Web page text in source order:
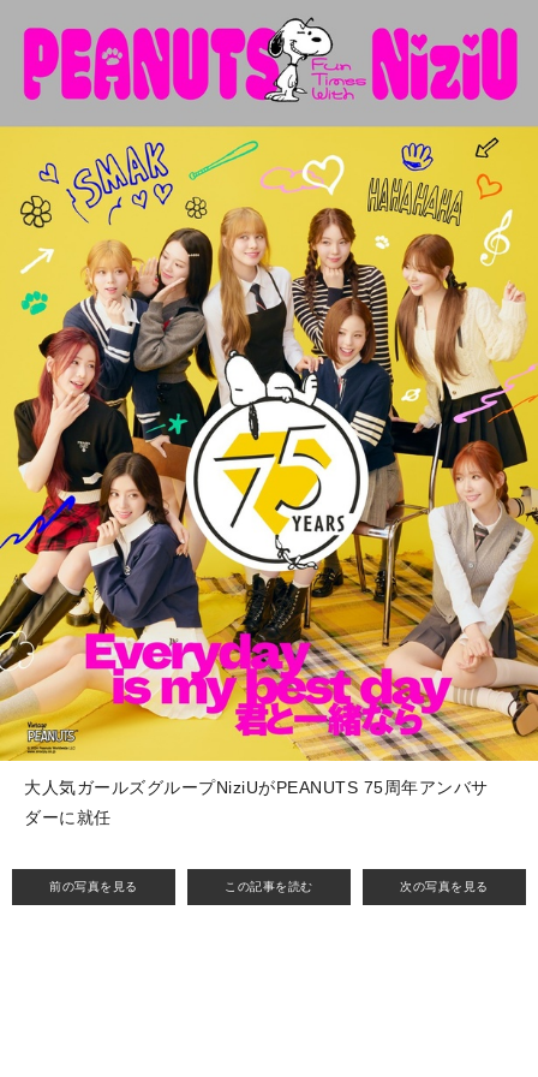
前の写真を見る この記事を読む 次の写真を見る
大人気ガールズグループNiziUがPEANUTS 75周年アンバサ
ダーに就任